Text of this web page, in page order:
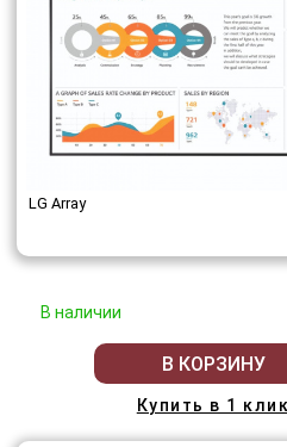
LG Array
В наличии
В КОРЗИНУ
Купить в 1 клик